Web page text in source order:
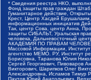
* Сведения реестра НКО,
Фонд защиты прав граждан
Гуманитарное действие,
Крест, Центр Хасдей
информационных инициатив
Так, центр Сова, центр Анна,
защиты СИБАЛЬТ, Уральская
человека, Дальневосточный
АКАДЕМИЯ ПО ПРАВАМ ЧЕЛОВЕКА,
Массовой Информации,
агентство МЕМО. РУ, Институт
Борисовна, Таранова Юлия
Сергей Георгиевич, Пивоваров
Викторович, Шарипков Олег
Александровна, Исламов Тимур
Паутов Юрий Анатольевич,